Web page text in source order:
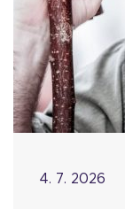
4. 7. 2026